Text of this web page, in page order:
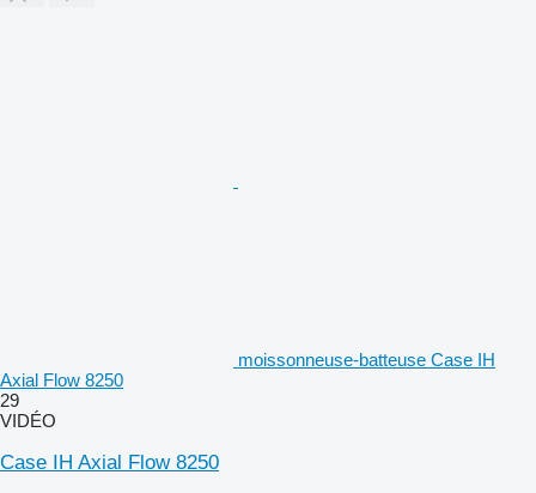
moissonneuse-batteuse Case IH
Axial Flow 8250
29
VIDÉO
Case IH Axial Flow 8250